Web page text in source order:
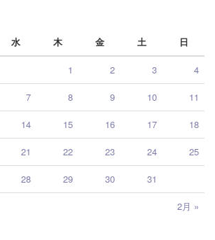
水 木 金 土 日
2月 »
1 2 3 4
7 8 9 10 11
14 15 16 17 18
21 22 23 24 25
28 29 30 31